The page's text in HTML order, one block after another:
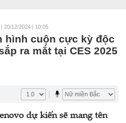
| 20/12/2024 | 10:05
hình cuộn cực kỳ độc
ra mắt tại CES 2025
dự kiến sẽ mang tên